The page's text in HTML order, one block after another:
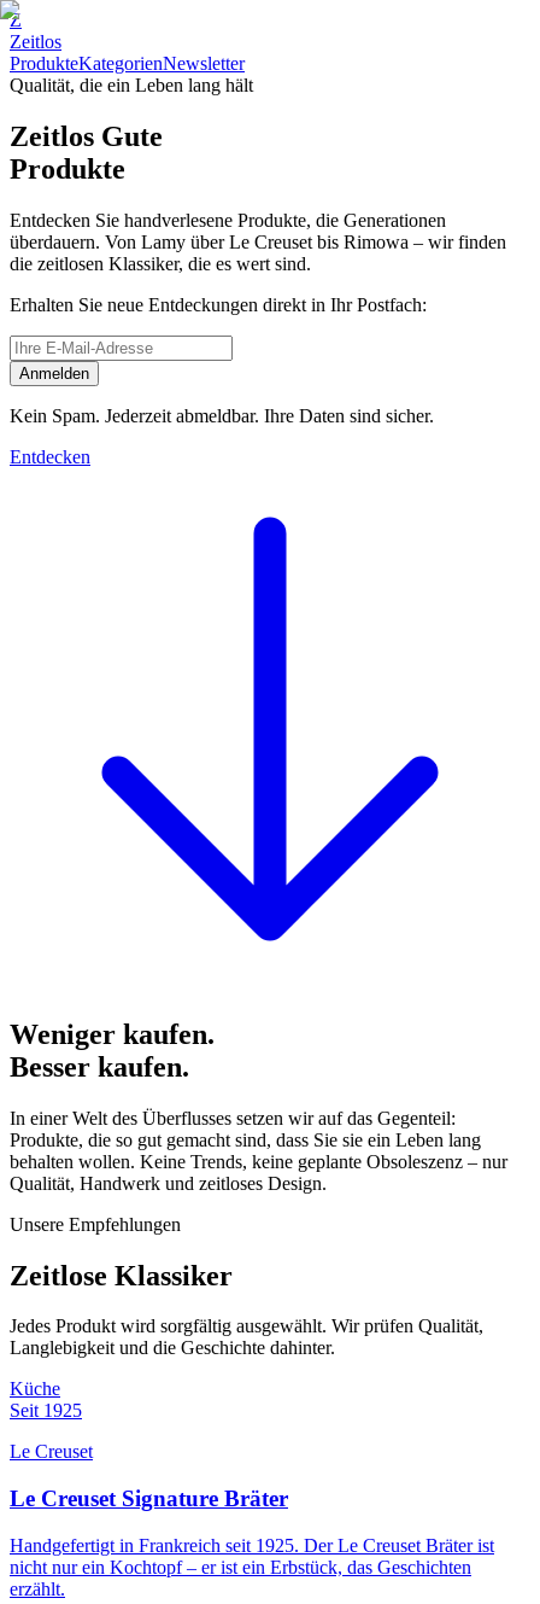
Z
Zeitlos
ProdukteKategorienNewsletter
Qualität, die ein Leben lang hält
Zeitlos Gute
Produkte
Entdecken Sie handverlesene Produkte, die Generationen
überdauern. Von Lamy über Le Creuset bis Rimowa – wir finden
die zeitlosen Klassiker, die es wert sind.
Erhalten Sie neue Entdeckungen direkt in Ihr Postfach:
Anmelden
Kein Spam. Jederzeit abmeldbar. Ihre Daten sind sicher.
Entdecken
Weniger kaufen.
Besser kaufen.
In einer Welt des Überflusses setzen wir auf das Gegenteil:
Produkte, die so gut gemacht sind, dass Sie sie ein Leben lang
behalten wollen. Keine Trends, keine geplante Obsoleszenz – nur
Qualität, Handwerk und zeitloses Design.
Unsere Empfehlungen
Zeitlose Klassiker
Jedes Produkt wird sorgfältig ausgewählt. Wir prüfen Qualität,
Langlebigkeit und die Geschichte dahinter.
Küche
Seit 1925
Le Creuset
Le Creuset Signature Bräter
Handgefertigt in Frankreich seit 1925. Der Le Creuset Bräter ist
nicht nur ein Kochtopf – er ist ein Erbstück, das Geschichten
erzählt.